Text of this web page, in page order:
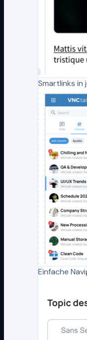
Smartlinks
Einfache